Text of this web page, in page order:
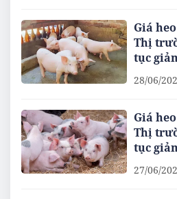
Giá
Thị
tục
28/06/
Giá
Thị
tục
27/06/